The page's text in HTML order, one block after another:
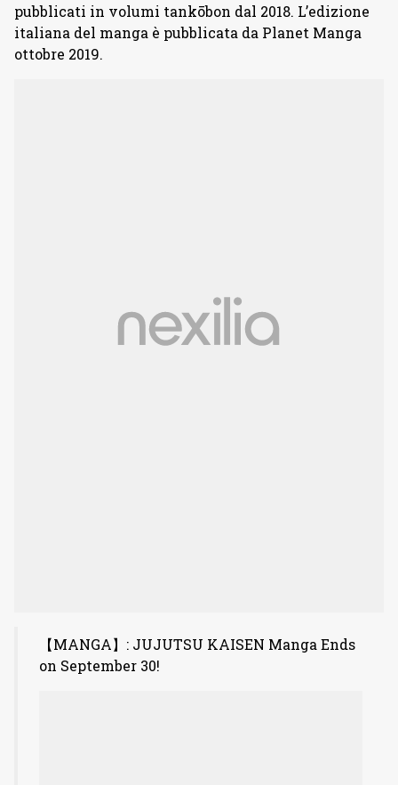
pubblicati in volumi tankōbon dal 2018. L’edizione
italiana del manga è pubblicata da Planet Manga
ottobre 2019.
【MANGA】: JUJUTSU KAISEN Manga Ends
on September 30!